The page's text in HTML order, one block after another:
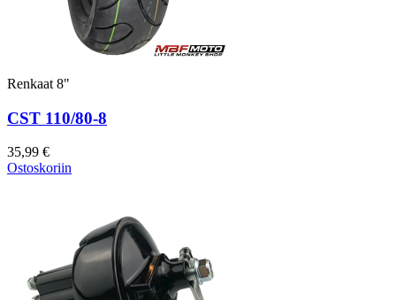
Renkaat 8"
CST 110/80-8
35,99 €
Ostoskoriin